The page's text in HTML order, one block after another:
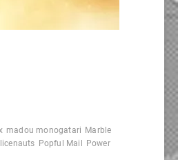
madou monogatari Marble
Popful Mail Power